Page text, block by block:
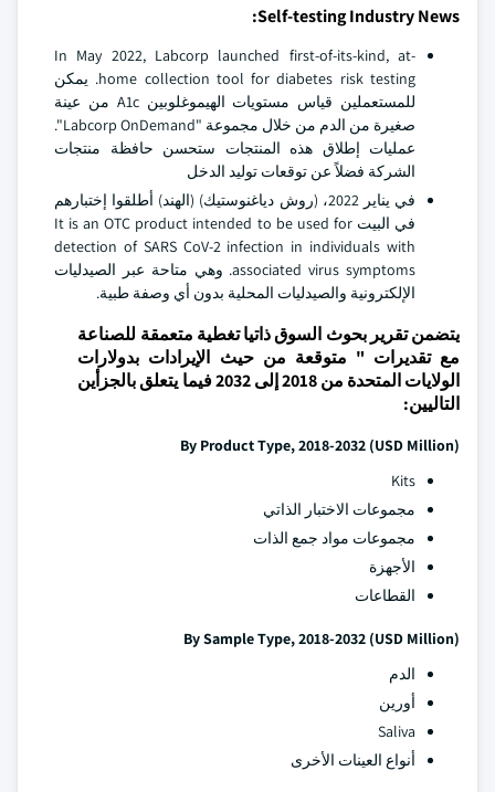
Self-testing Industry News:
In May 2022, Labcorp launched first-of-its-kind, at-
home collection tool for diabetes risk testing. يمكن
للمستعملين قياس مستويات الهيموغلوبين A1c من عينة
صغيرة من الدم من خلال مجموعة "Labcorp OnDemand".
عمليات إطلاق هذه المنتجات ستحسن حافظة منتجات
الشركة فضلاً عن توقعات توليد الدخل
في يناير 2022، (روش دياغنوستيك) (الهند) أطلقوا إختبارهم
في البيت It is an OTC product intended to be used for
detection of SARS CoV-2 infection in individuals with
associated virus symptoms. وهي متاحة عبر الصيدليات
الإلكترونية والصيدليات المحلية بدون أي وصفة طبية.
يتضمن تقرير بحوث السوق ذاتيا تغطية متعمقة للصناعة
مع تقديرات " متوقعة من حيث الإيرادات بدولارات
الولايات المتحدة من 2018 إلى 2032 فيما يتعلق بالجزأين
التاليين:
By Product Type, 2018-2032 (USD Million)
Kits
مجموعات الاختبار الذاتي
مجموعات مواد جمع الذات
الأجهزة
القطاعات
By Sample Type, 2018-2032 (USD Million)
الدم
أورين
Saliva
أنواع العينات الأخرى